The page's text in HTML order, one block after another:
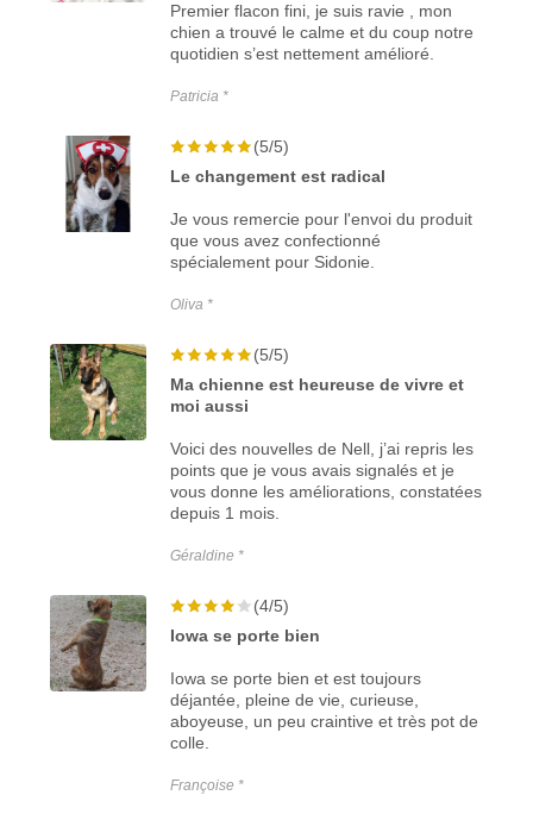
Premier flacon fini, je suis ravie , mon
chien a trouvé le calme et du coup notre
quotidien s’est nettement amélioré.
Patricia *
(5/5)
Le changement est radical
Je vous remercie pour l'envoi du produit
que vous avez confectionné
spécialement pour Sidonie.
Oliva *
(5/5)
Ma chienne est heureuse de vivre et
moi aussi
Voici des nouvelles de Nell, j’ai repris les
points que je vous avais signalés et je
vous donne les améliorations, constatées
depuis 1 mois.
Géraldine *
(4/5)
Iowa se porte bien
Iowa se porte bien et est toujours
déjantée, pleine de vie, curieuse,
aboyeuse, un peu craintive et très pot de
colle.
Françoise *